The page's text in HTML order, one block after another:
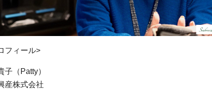
フィール>
子（Patty）
産株式会社